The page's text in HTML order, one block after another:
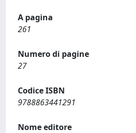
A pagina
261
Numero di pagine
27
Codice ISBN
9788863441291
Nome editore